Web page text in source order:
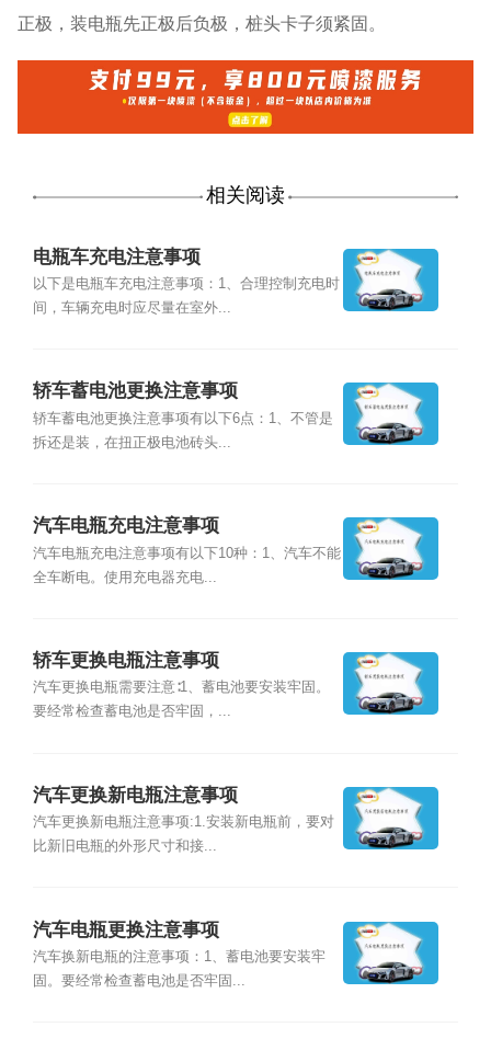
正极，装电瓶先正极后负极，桩头卡子须紧固。
相关阅读
电瓶车充电注意事项
以下是电瓶车充电注意事项：1、合理控制充电时
间，车辆充电时应尽量在室外...
轿车蓄电池更换注意事项
轿车蓄电池更换注意事项有以下6点：1、不管是
拆还是装，在扭正极电池砖头...
汽车电瓶充电注意事项
汽车电瓶充电注意事项有以下10种：1、汽车不能
全车断电。使用充电器充电...
轿车更换电瓶注意事项
汽车更换电瓶需要注意∶1、蓄电池要安装牢固。
要经常检查蓄电池是否牢固，...
汽车更换新电瓶注意事项
汽车更换新电瓶注意事项:1.安装新电瓶前，要对
比新旧电瓶的外形尺寸和接...
汽车电瓶更换注意事项
汽车换新电瓶的注意事项：1、蓄电池要安装牢
固。要经常检查蓄电池是否牢固...